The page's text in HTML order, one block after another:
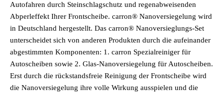
Autofahren durch Steinschlagschutz und regenabweisenden
Abperleffekt Ihrer Frontscheibe. carron® Nanoversiegelung wird
in Deutschland hergestellt. Das carron® Nanoversieglungs-Set
unterscheidet sich von anderen Produkten durch die aufeinander
abgestimmten Komponenten: 1. carron Spezialreiniger für
Autoscheiben sowie 2. Glas-Nanoversiegelung für Autoscheiben.
Erst durch die rückstandsfreie Reinigung der Frontscheibe wird
die Nanoversiegelung ihre volle Wirkung ausspielen und die